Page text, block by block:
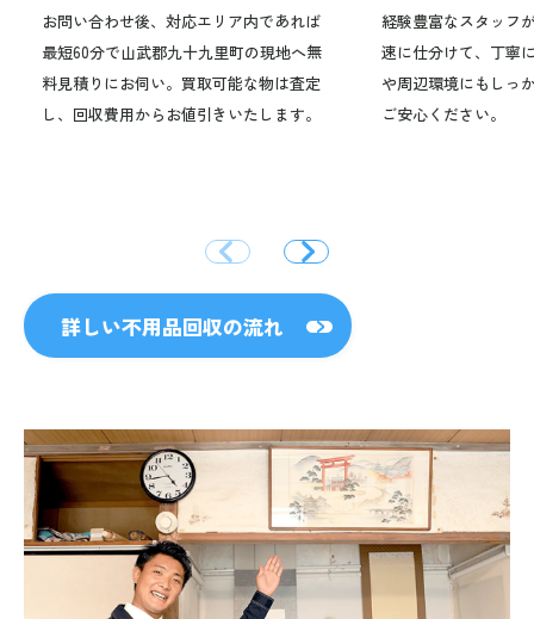
お問い合わせ後、対応エリア内であれば
最短60分で山武郡九十九里町の現地へ無
料見積りにお伺い。買取可能な物は査定
し、回収費用からお値引きいたします。
経験豊富なスタッフ
速に仕分けて、丁寧
や周辺環境にもしっ
ご安心ください。
詳しい不用品回収の流れ